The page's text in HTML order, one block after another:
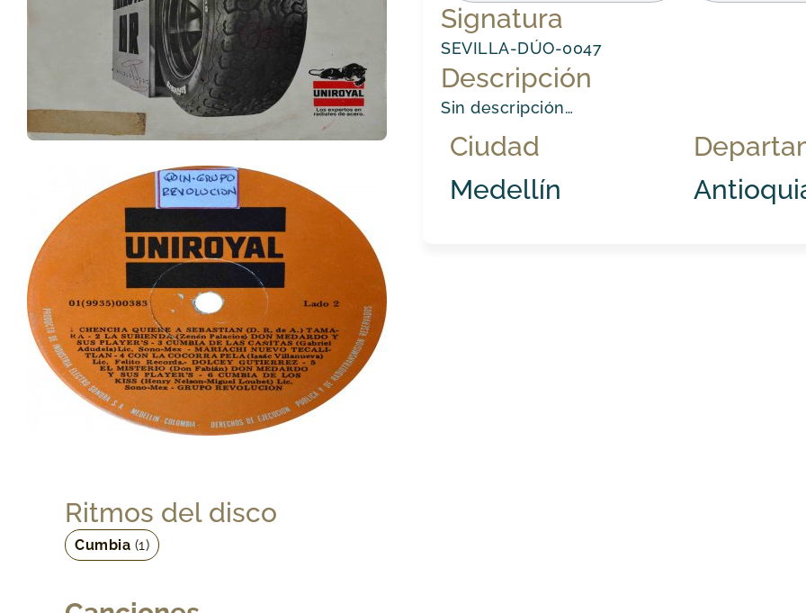
Signatura
SEVILLA-DÚO-0047
Descripción
Sin descripción…
Ciudad
Medellín
Ritmos del disco
Cumbia (1)